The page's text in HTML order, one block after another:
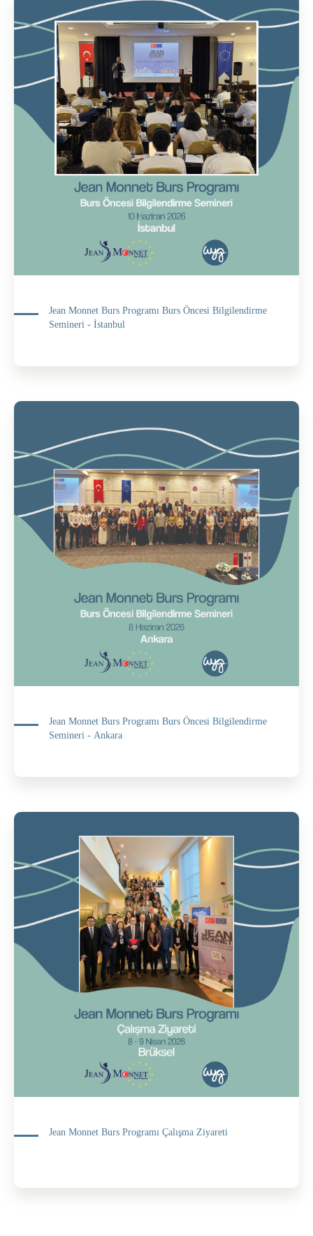
Jean Monnet Burs Programı Burs Öncesi Bilgilendirme
Semineri - İstanbul
Jean Monnet Burs Programı Burs Öncesi Bilgilendirme
Semineri - Ankara
Jean Monnet Burs Programı Çalışma Ziyareti